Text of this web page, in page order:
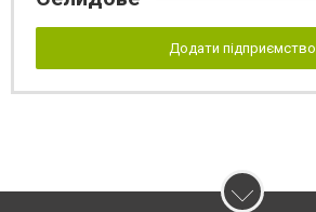
Додати підприємство